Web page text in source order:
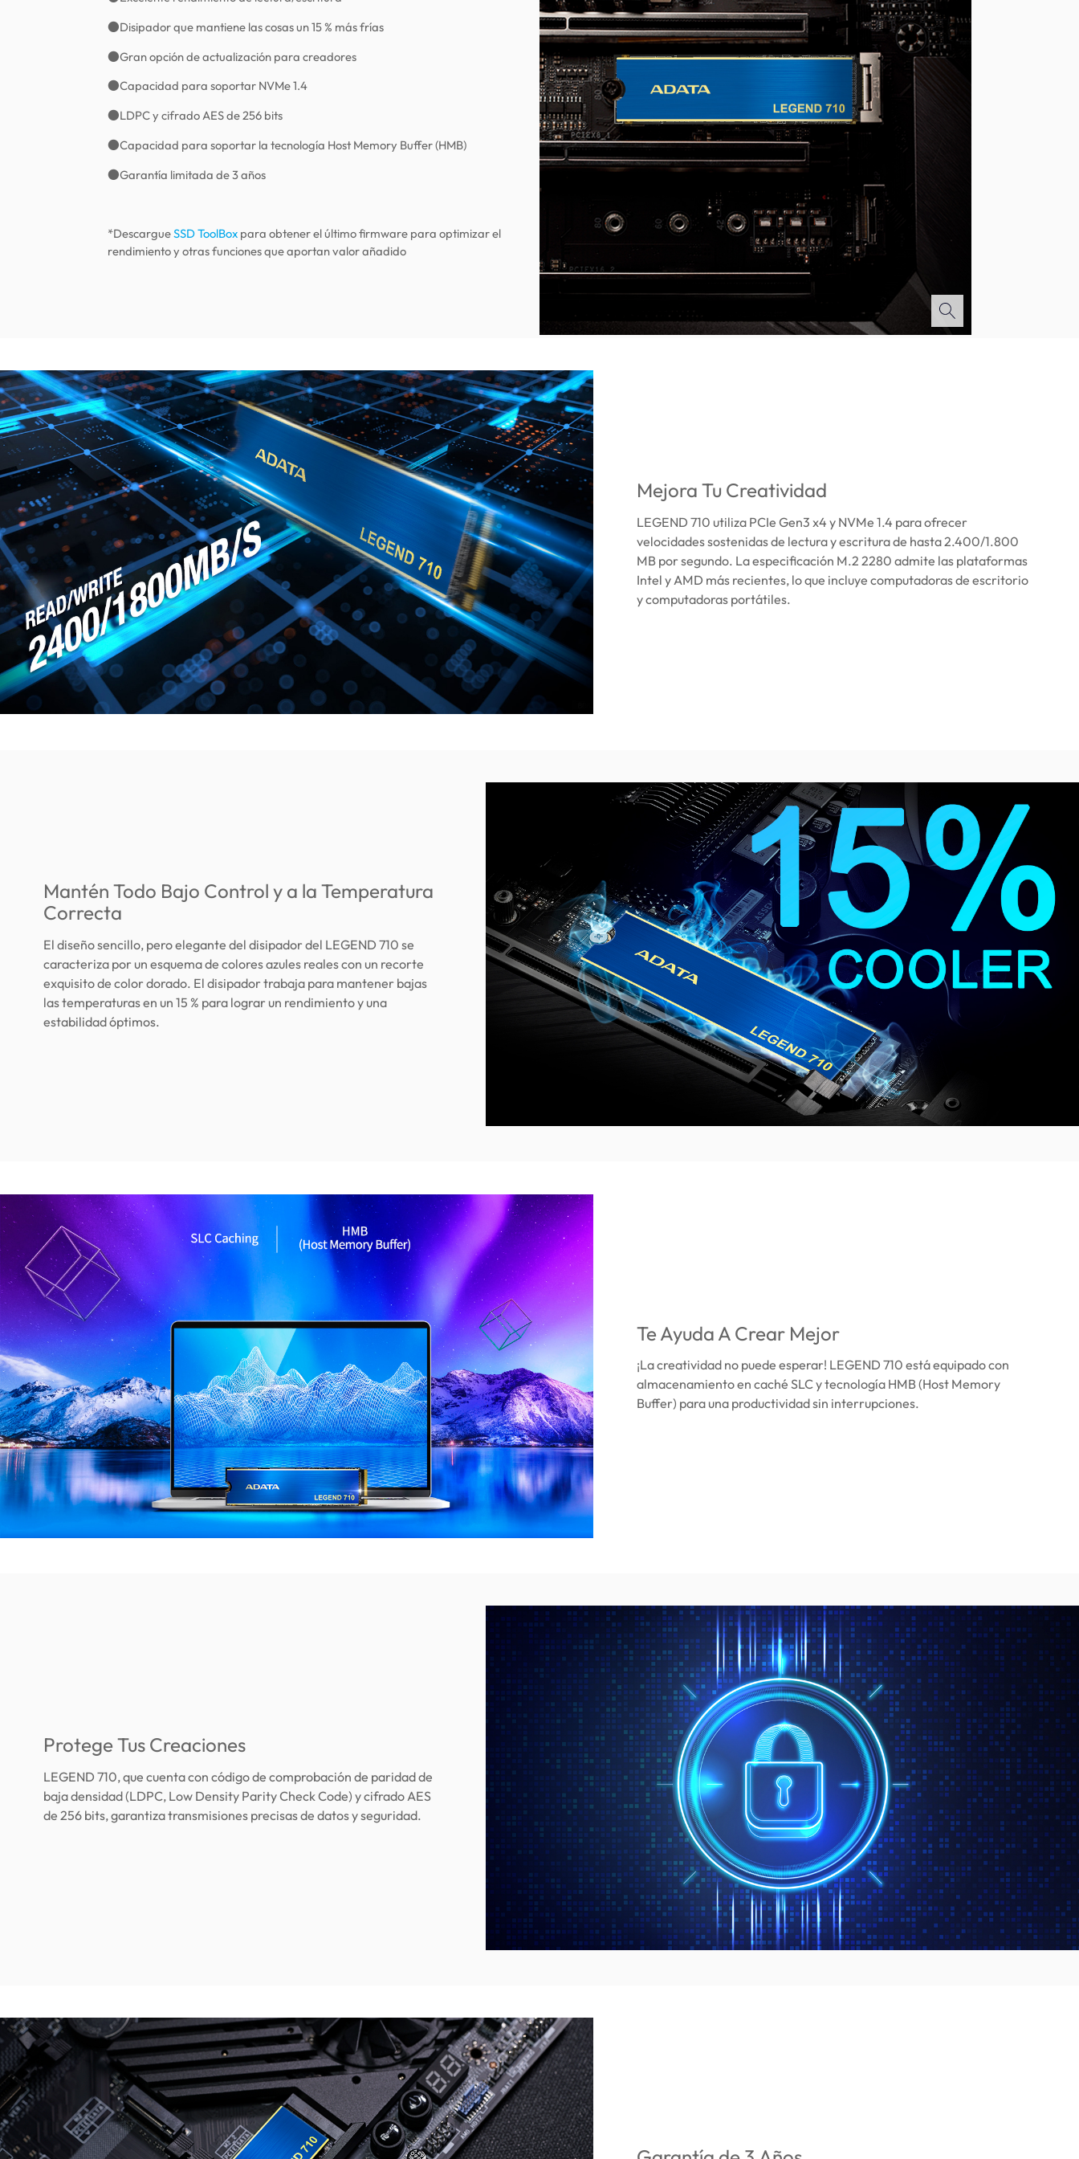
●Disipador que mantiene las cosas un 15 % más frías
●Gran opción de actualización para creadores
●Capacidad para soportar NVMe 1.4
●LDPC y cifrado AES de 256 bits
●Capacidad para soportar la tecnología Host Memory Buffer (HMB)
●Garantía limitada de 3 años
*DescargueSSD ToolBox para obtener el último firmware para optimizar el
rendimiento y otras funciones que aportan valor añadido
Mejora Tu Creatividad
LEGEND 710 utiliza PCIe Gen3 x4 y NVMe 1.4 para ofrecer
velocidades sostenidas de lectura y escritura de hasta 2.400/1.800
MB por segundo. La especificación M.2 2280 admite las plataformas
Intel y AMD más recientes, lo que incluye computadoras de escritorio
y computadoras portátiles.
Mantén Todo Bajo Control y a la Temperatura
Correcta
El diseño sencillo, pero elegante del disipador del LEGEND 710 se
caracteriza por un esquema de colores azules reales con un recorte
exquisito de color dorado. El disipador trabaja para mantener bajas
las temperaturas en un 15 % para lograr un rendimiento y una
estabilidad óptimos.
Te Ayuda A Crear Mejor
¡La creatividad no puede esperar! LEGEND 710 está equipado con
almacenamiento en caché SLC y tecnología HMB (Host Memory
Buffer) para una productividad sin interrupciones.
Protege Tus Creaciones
LEGEND 710, que cuenta con código de comprobación de paridad de
baja densidad (LDPC, Low Density Parity Check Code) y cifrado AES
de 256 bits, garantiza transmisiones precisas de datos y seguridad.